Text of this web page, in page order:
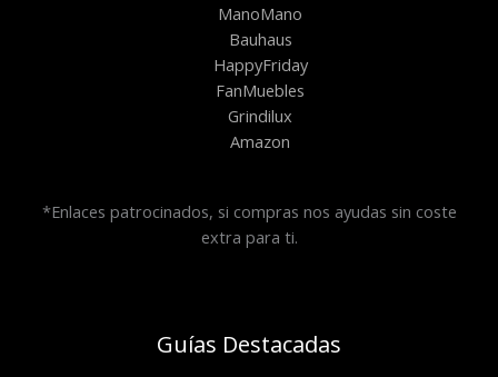
ManoMano
Bauhaus
HappyFriday
FanMuebles
Grindilux
Amazon
*Enlaces patrocinados, si compras nos ayudas sin coste
extra para ti.
Guías Destacadas